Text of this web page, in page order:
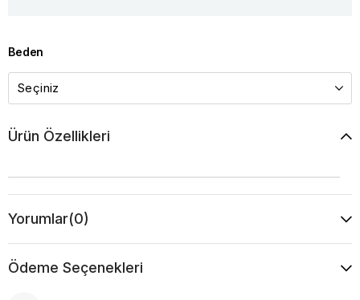
Beden
Ürün Özellikleri
Yorumlar(0)
Ödeme Seçenekleri